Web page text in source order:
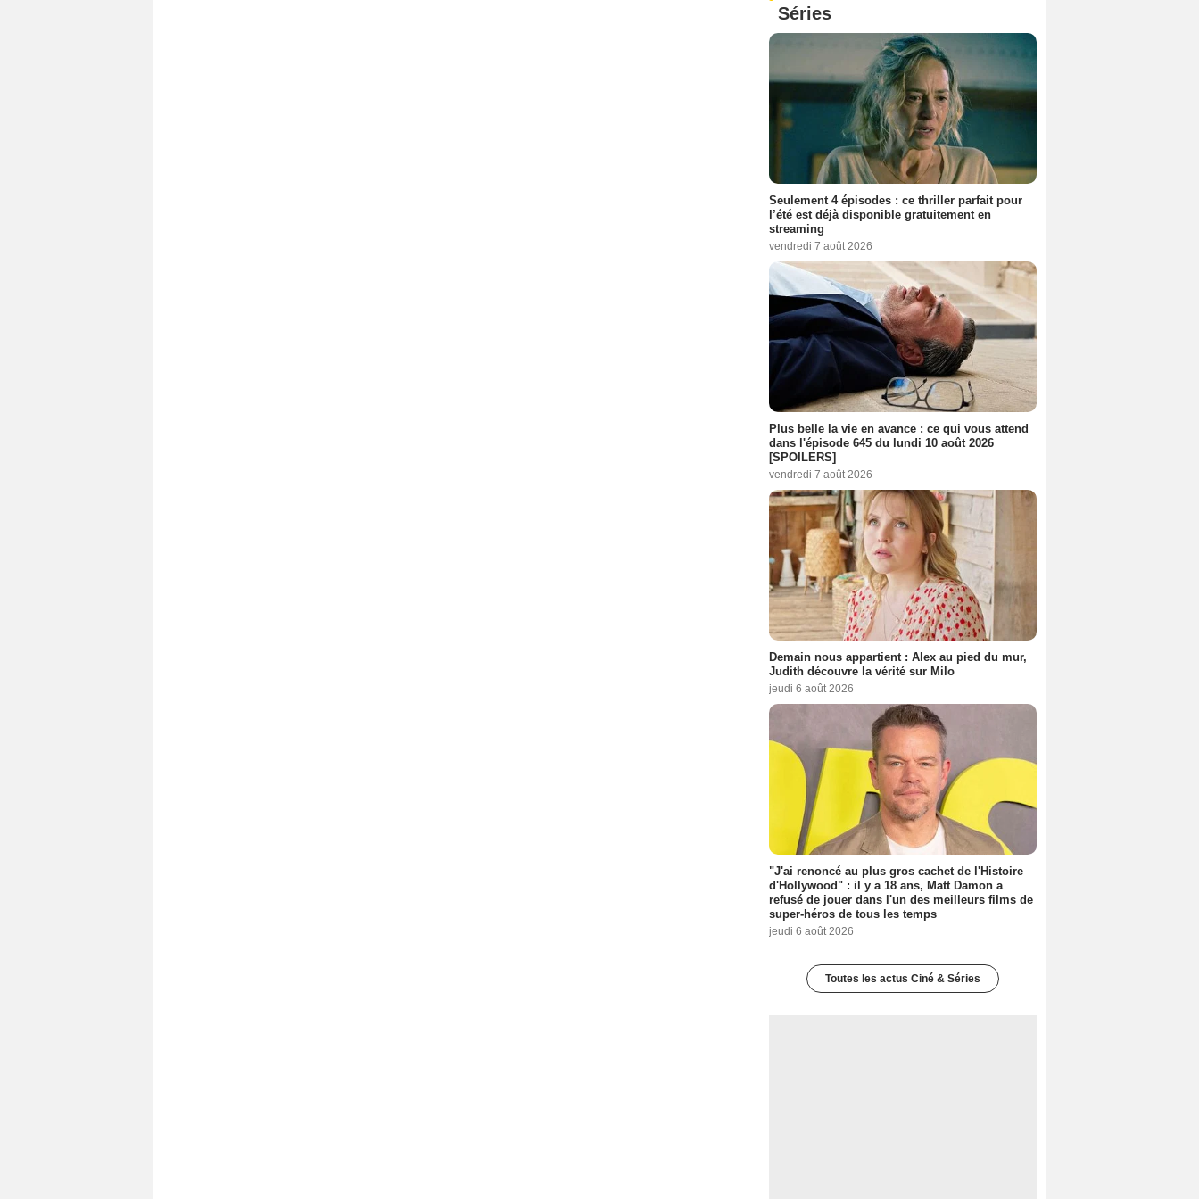
Séries
Seulement 4 épisodes : ce thriller parfait pour
l’été est déjà disponible gratuitement en
streaming
vendredi 7 août 2026
Plus belle la vie en avance : ce qui vous attend
dans l'épisode 645 du lundi 10 août 2026
[SPOILERS]
vendredi 7 août 2026
Demain nous appartient : Alex au pied du mur,
Judith découvre la vérité sur Milo
jeudi 6 août 2026
"J'ai renoncé au plus gros cachet de l'Histoire
d'Hollywood" : il y a 18 ans, Matt Damon a
refusé de jouer dans l'un des meilleurs films de
super-héros de tous les temps
jeudi 6 août 2026
Toutes les actus Ciné & Séries